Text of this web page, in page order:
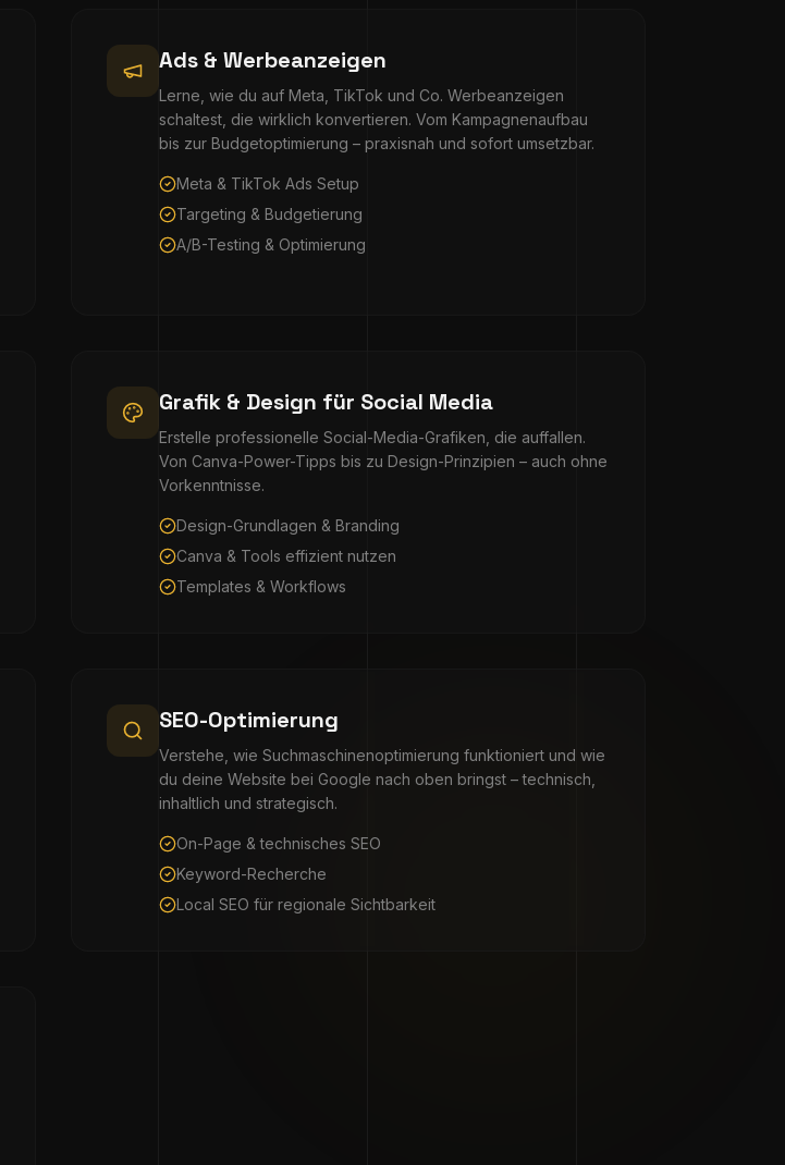
Ads & Werbeanzeigen
Lerne, wie du auf Meta, TikTok und Co. Werbeanzeigen
schaltest, die wirklich konvertieren. Vom Kampagnenaufbau
bis zur Budgetoptimierung – praxisnah und sofort umsetzbar.
Meta & TikTok Ads Setup
Targeting & Budgetierung
A/B-Testing & Optimierung
Grafik & Design für Social Media
Erstelle professionelle Social-Media-Grafiken, die auffallen.
Von Canva-Power-Tipps bis zu Design-Prinzipien – auch ohne
Vorkenntnisse.
Design-Grundlagen & Branding
Canva & Tools effizient nutzen
Templates & Workflows
SEO-Optimierung
Verstehe, wie Suchmaschinenoptimierung funktioniert und wie
du deine Website bei Google nach oben bringst – technisch,
inhaltlich und strategisch.
On-Page & technisches SEO
Keyword-Recherche
Local SEO für regionale Sichtbarkeit